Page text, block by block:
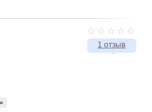
1 отзыв
»